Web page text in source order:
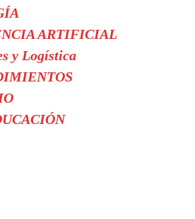
ARTIFICIAL
y Logística